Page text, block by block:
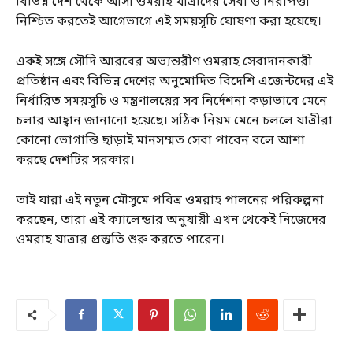
নিশ্চিত করতেই আগেভাগে এই সময়সূচি ঘোষণা করা হয়েছে।
একই সঙ্গে সৌদি আরবের অভ্যন্তরীণ ওমরাহ সেবাদানকারী
প্রতিষ্ঠান এবং বিভিন্ন দেশের অনুমোদিত বিদেশি এজেন্টদের এই
নির্ধারিত সময়সূচি ও মন্ত্রণালয়ের সব নির্দেশনা কড়াভাবে মেনে
চলার আহ্বান জানানো হয়েছে। সঠিক নিয়ম মেনে চললে যাত্রীরা
কোনো ভোগান্তি ছাড়াই মানসম্মত সেবা পাবেন বলে আশা
করছে দেশটির সরকার।
তাই যারা এই নতুন মৌসুমে পবিত্র ওমরাহ পালনের পরিকল্পনা
করছেন, তারা এই ক্যালেন্ডার অনুযায়ী এখন থেকেই নিজেদের
ওমরাহ যাত্রার প্রস্তুতি শুরু করতে পারেন।